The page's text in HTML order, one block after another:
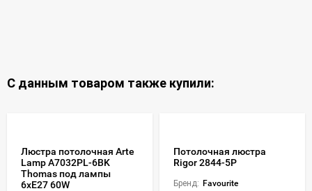
С данным товаром также купили:
Люстра потолочная Arte
Lamp A7032PL-6BK
Thomas под лампы
6xE27 60W
Потолочная люстра
Rigor 2844-5P
Бренд: Favourite